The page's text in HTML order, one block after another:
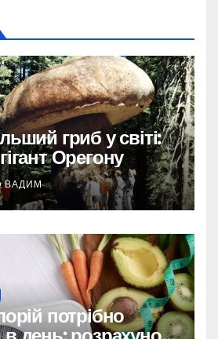
гриб у світі:
Орегону
ВАДИМ
потрібно